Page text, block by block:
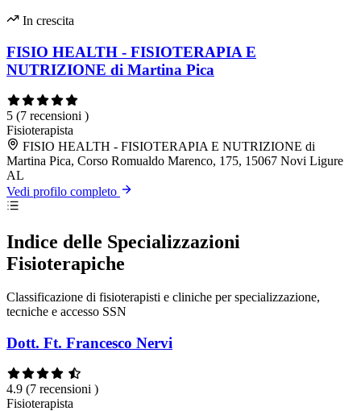
In crescita
FISIO HEALTH - FISIOTERAPIA E
NUTRIZIONE di Martina Pica
5 (7 recensioni )
Fisioterapista
FISIO HEALTH - FISIOTERAPIA E NUTRIZIONE di
Martina Pica, Corso Romualdo Marenco, 175, 15067 Novi Ligure
AL
Vedi profilo completo
Indice delle Specializzazioni
Fisioterapiche
Classificazione di fisioterapisti e cliniche per specializzazione,
tecniche e accesso SSN
Dott. Ft. Francesco Nervi
4.9 (7 recensioni )
Fisioterapista